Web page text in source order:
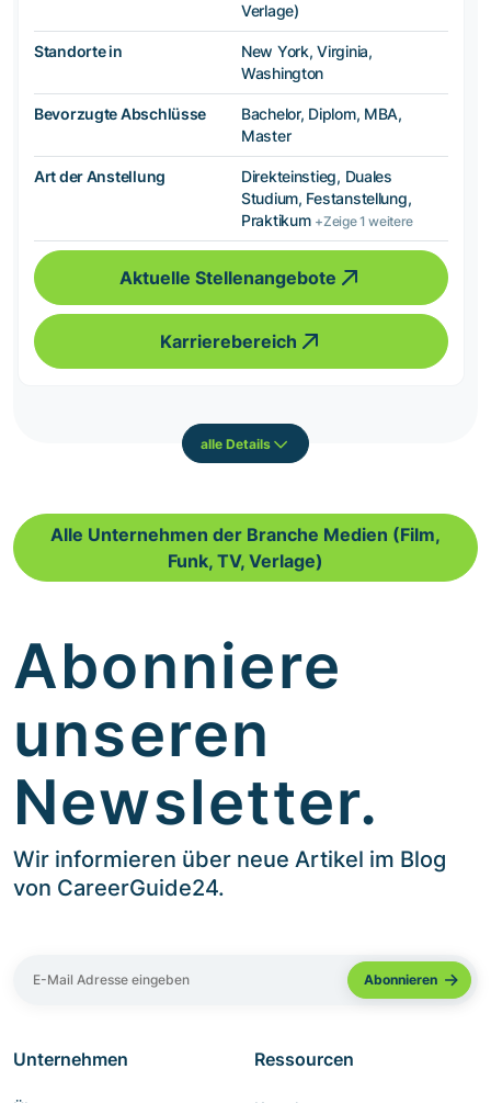
Verlage)
Standorte in
New York, Virginia,
Washington
Bevorzugte Abschlüsse
Bachelor, Diplom, MBA,
Master
Art der Anstellung
Direkteinstieg, Duales
Studium, Festanstellung,
Praktikum +Zeige 1 weitere
Aktuelle Stellenangebote
Karrierebereich
alle Details
Alle Unternehmen der Branche Medien (Film,
Funk, TV, Verlage)
Abonniere
unseren
Newsletter.
Wir informieren über neue Artikel im Blog
von CareerGuide24.
Unternehmen Ressourcen